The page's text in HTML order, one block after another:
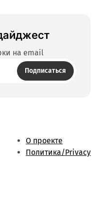
на email
Подписаться
О проекте
Политика/Privacy